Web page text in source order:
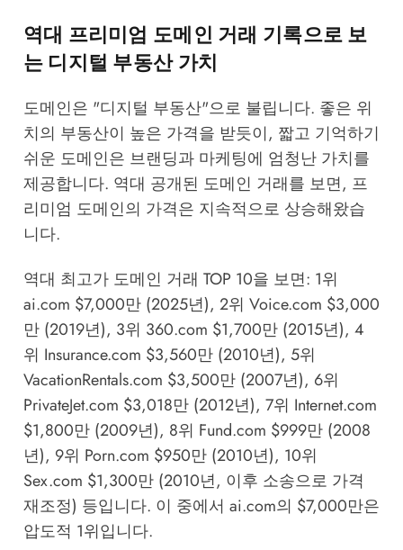
역대 프리미엄 도메인 거래 기록으로 보
는 디지털 부동산 가치
도메인은 "디지털 부동산"으로 불립니다. 좋은 위
치의 부동산이 높은 가격을 받듯이, 짧고 기억하기
쉬운 도메인은 브랜딩과 마케팅에 엄청난 가치를
제공합니다. 역대 공개된 도메인 거래를 보면, 프
리미엄 도메인의 가격은 지속적으로 상승해왔습
니다.
역대 최고가 도메인 거래 TOP 10을 보면: 1위
ai.com $7,000만 (2025년), 2위 Voice.com $3,000
만 (2019년), 3위 360.com $1,700만 (2015년), 4
위 Insurance.com $3,560만 (2010년), 5위
VacationRentals.com $3,500만 (2007년), 6위
PrivateJet.com $3,018만 (2012년), 7위 Internet.com
$1,800만 (2009년), 8위 Fund.com $999만 (2008
년), 9위 Porn.com $950만 (2010년), 10위
Sex.com $1,300만 (2010년, 이후 소송으로 가격
재조정) 등입니다. 이 중에서 ai.com의 $7,000만은
압도적 1위입니다.